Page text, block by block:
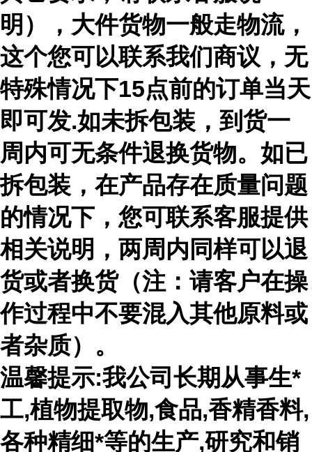
明），大件货物一般走物流，
这个您可以联系我们商议，无
特殊情况下15点前的订单当天
即可发.如未拆包装，到货一
周内可无条件退换货物。如已
拆包装，在产品存在质量问题
的情况下，您可联系客服提供
相关说明，两周内同样可以退
货或者换货（注：请客户在操
作过程中不要混入其他原料或
者杂质）。
温馨提示:我公司长期从事生*
工,植物提取物,食品,香精香料,
各种精细*等的生产,研究和销